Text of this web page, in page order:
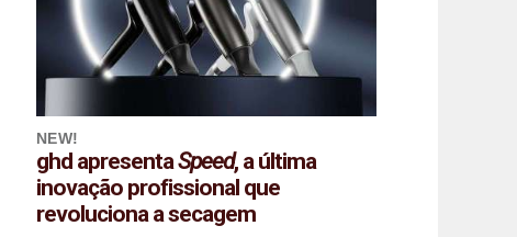
NEW!
ghd apresentaSpeed, a última
inovação profissional que
revoluciona a secagem